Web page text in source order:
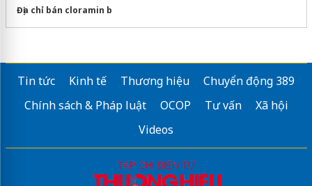
Địa chỉ bán cloramin b
Tin tức Kinh tế Thương hiệu
Chuyển động 389
Chính sách & Pháp luật
OCOP Tư vấn
Xã hội
Videos